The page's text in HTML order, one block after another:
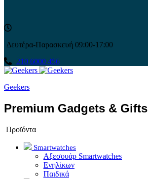
Δευτέρα-Παρασκευή 09:00-17:00
210 6000 456
Geekers
Premium Gadgets & Gifts
Προϊόντα
Smartwatches
Αξεσουάρ Smartwatches
Ενηλίκων
Παιδικά